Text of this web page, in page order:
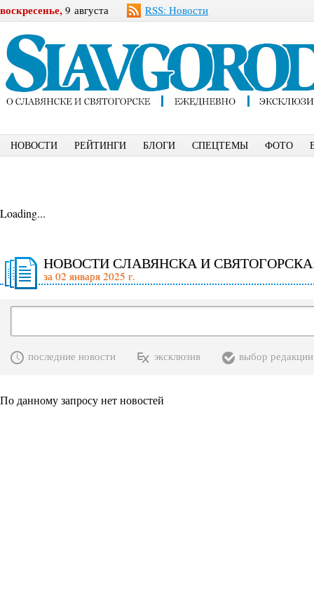
воскресенье, 9 августа RSS: Новости
НОВОСТИ РЕЙТИНГИ БЛОГИ СПЕЦТЕМЫ ФОТО
Loading...
НОВОСТИ СЛАВЯНСКА И
за 02 января 2025 г.
последние новости эксклюзив выбор редакции
По данному запросу нет новостей